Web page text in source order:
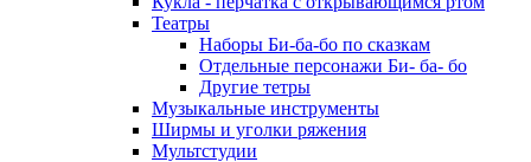
Театры
Наборы Би-ба-бо по сказкам
Отдельные персонажи Би- ба- бо
Другие тетры
Музыкальные инструменты
Ширмы и уголки ряжения
Мультстудии